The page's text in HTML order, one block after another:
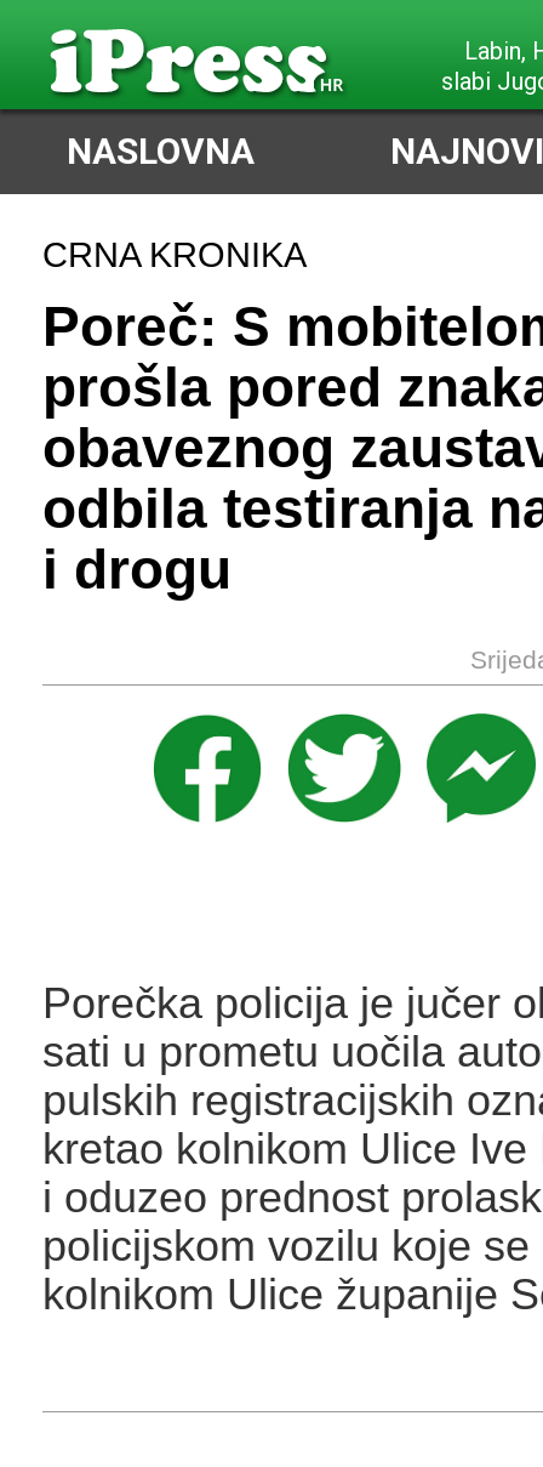
Labin,
slabi
NASLOVNA
CRNA KRONIKA
Poreč: S
prošla pored
obaveznog
odbila testiranja
i drogu
Porečka policija je jučer
sati u prometu uočila
pulskih registracijskih
kretao kolnikom Ulice Ive
i oduzeo prednost
policijskom vozilu koje se
kolnikom Ulice županije